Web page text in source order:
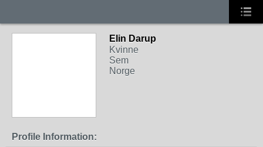
Elin Darup
Kvinne
Sem
Norge
Profile Information: